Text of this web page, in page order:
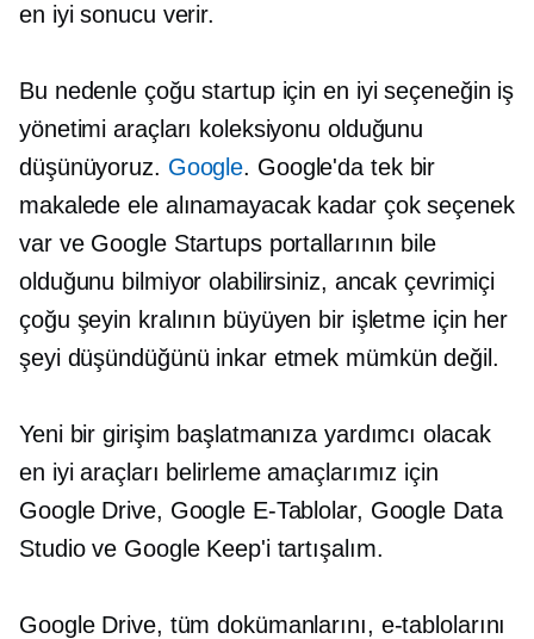
en iyi sonucu verir.
Bu nedenle çoğu startup için en iyi seçeneğin iş
yönetimi araçları koleksiyonu olduğunu
düşünüyoruz. Google. Google'da tek bir
makalede ele alınamayacak kadar çok seçenek
var ve Google Startups portallarının bile
olduğunu bilmiyor olabilirsiniz, ancak çevrimiçi
çoğu şeyin kralının büyüyen bir işletme için her
şeyi düşündüğünü inkar etmek mümkün değil.
Yeni bir girişim başlatmanıza yardımcı olacak
en iyi araçları belirleme amaçlarımız için
Google Drive, Google E-Tablolar, Google Data
Studio ve Google Keep'i tartışalım.
Google Drive, tüm dokümanlarını, e-tablolarını